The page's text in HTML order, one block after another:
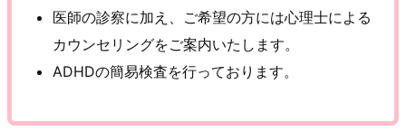
医師の診察に加え、ご希望の方には心理士による
カウンセリングをご案内いたします。
ADHDの簡易検査を行っております。